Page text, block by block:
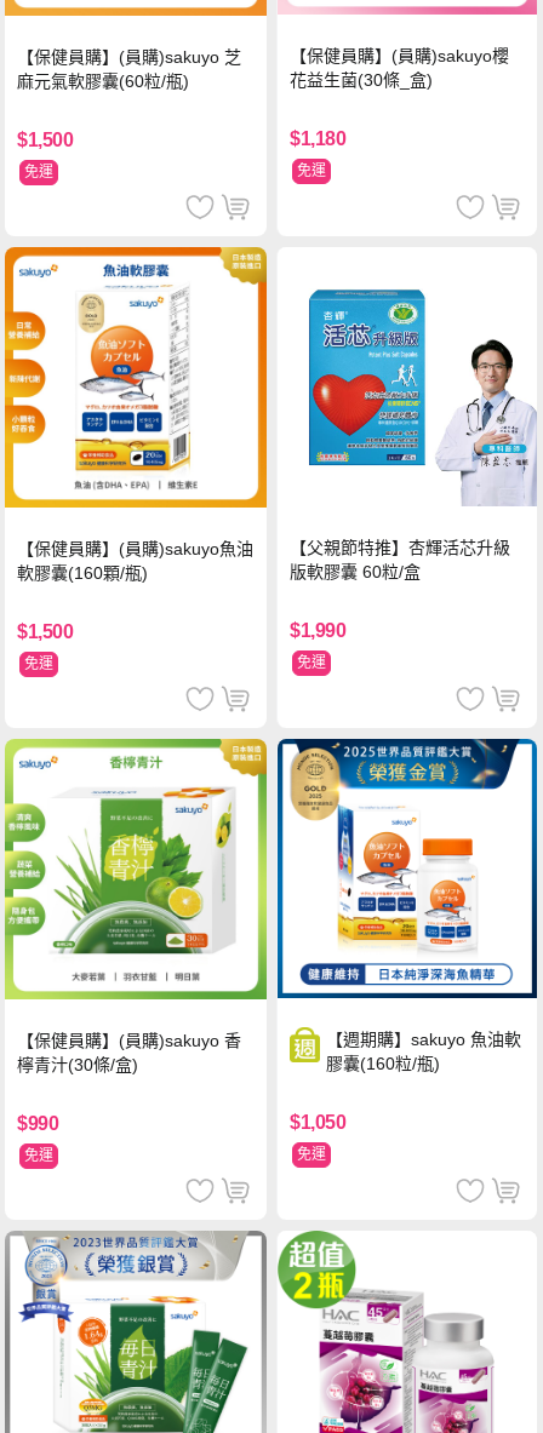
【保健員購】(員購)sakuyo 芝
麻元氣軟膠囊(60粒/瓶)
$1,500
免運
【保健員購】(員購)sakuyo櫻
花益生菌(30條_盒)
$1,180
免運
【保健員購】(員購)sakuyo魚油
軟膠囊(160顆/瓶)
$1,500
免運
【父親節特推】杏輝活芯升級
版軟膠囊 60粒/盒
$1,990
免運
【保健員購】(員購)sakuyo 香
檸青汁(30條/盒)
$990
免運
【週期購】sakuyo 魚油軟
膠囊(160粒/瓶)
$1,050
免運